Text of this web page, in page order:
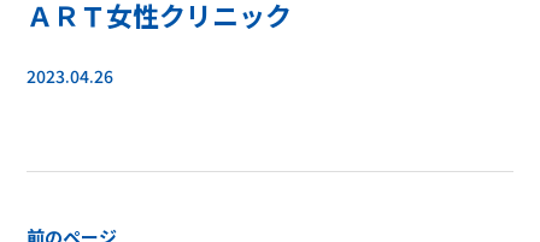
ＡＲＴ女性クリニック
2023.04.26
前のページ